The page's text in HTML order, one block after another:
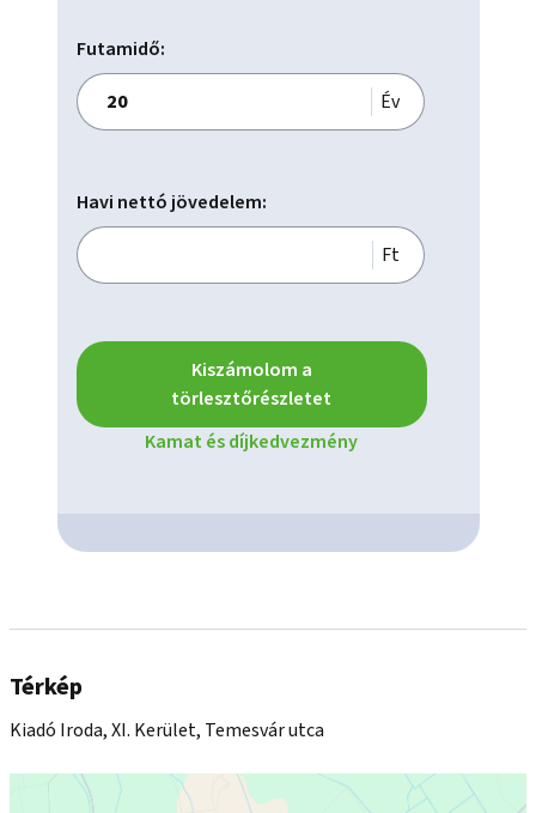
Teherlift,
Futamidő:
Év
Havi nettó jövedelem:
Ft
Kiszámolom a
törlesztőrészletet
Kamat és díjkedvezmény
Térkép
Kiadó Iroda, XI. Kerület, Temesvár utca